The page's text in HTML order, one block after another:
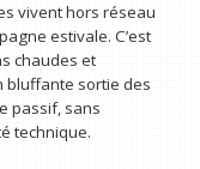
vivent hors réseau
estivale. C’est
chaudes et
bluffante sortie des
passif, sans
technique.